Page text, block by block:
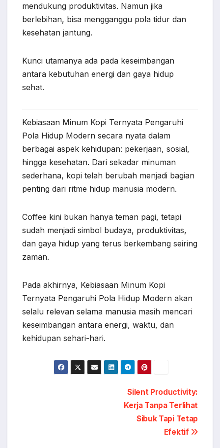
mendukung produktivitas. Namun jika
berlebihan, bisa mengganggu pola tidur dan
kesehatan jantung.
Kunci utamanya ada pada keseimbangan
antara kebutuhan energi dan gaya hidup
sehat.
Kebiasaan Minum Kopi Ternyata Pengaruhi
Pola Hidup Modern secara nyata dalam
berbagai aspek kehidupan: pekerjaan, sosial,
hingga kesehatan. Dari sekadar minuman
sederhana, kopi telah berubah menjadi bagian
penting dari ritme hidup manusia modern.
Coffee kini bukan hanya teman pagi, tetapi
sudah menjadi simbol budaya, produktivitas,
dan gaya hidup yang terus berkembang seiring
zaman.
Pada akhirnya, Kebiasaan Minum Kopi
Ternyata Pengaruhi Pola Hidup Modern akan
selalu relevan selama manusia masih mencari
keseimbangan antara energi, waktu, dan
kehidupan sehari-hari.
Silent Productivity:
Kerja Tanpa Terlihat
Sibuk Tapi Tetap
Efektif